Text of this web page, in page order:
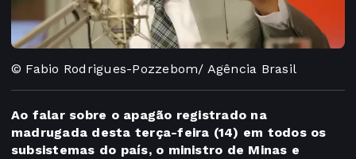
© Fabio Rodrigues-Pozzebom/ Agência Brasil
Ao falar sobre o apagão registrado na
madrugada desta terça-feira (14) em todos os
subsistemas do país, o ministro de Minas e